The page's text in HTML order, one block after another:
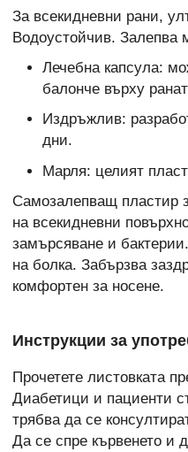
За всекидневни рани,
Водоустойчив. Залепва
Лечебна капсула:
балонче върху
Издръжлив:
дни.
Марля: целият
Самозалепващ пластир
на всекидневни
замърсяване и
на болка. Забързва
комфортен за носене.
Инструкции за
Прочетете листовката
Диабетици и пациенти
трябва да се
Да се спре кървенето и